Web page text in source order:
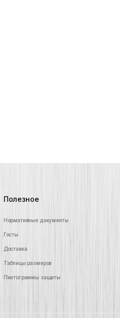
Полезное
Нормативные документы
Госты
Доставка
Таблицы размеров
Пиктограммы защиты